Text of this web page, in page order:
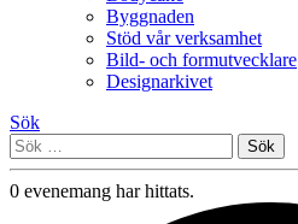
Byggnaden
Stöd vår verksamhet
Bild- och formutvecklare
Designarkivet
Sök
Sök
efter:
0 evenemang har hittats.